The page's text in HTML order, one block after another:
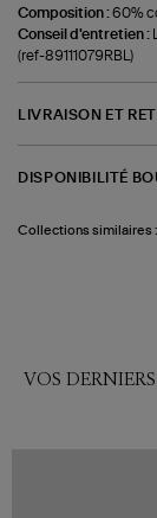
Composition :60%
Conseil d'entretien :
(ref-89111079RBL)
LIVRAISON ET
DISPONIBILITÉ
Collections similaires :
VOS